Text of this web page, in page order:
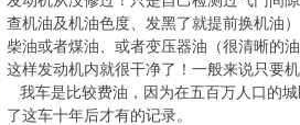
查机油及机油色度、发黑了就提前换机油
柴油或者煤油、或者变压器油（很清晰的
这样发动机内就很干净了！一般来说只要
我车是比较费油，因为在五百万人口的
了这车十年后才有的记录。